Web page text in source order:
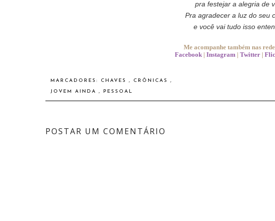
pra festejar a alegria de
Pra agradecer a luz do seu
e você vai tudo isso
Me acompanhe também nas
Facebook| Instagram | Twitter|
MARCADORES: CHAVES , CRÔNICAS ,
JOVEM AINDA , PESSOAL
POSTAR UM COMENTÁRIO